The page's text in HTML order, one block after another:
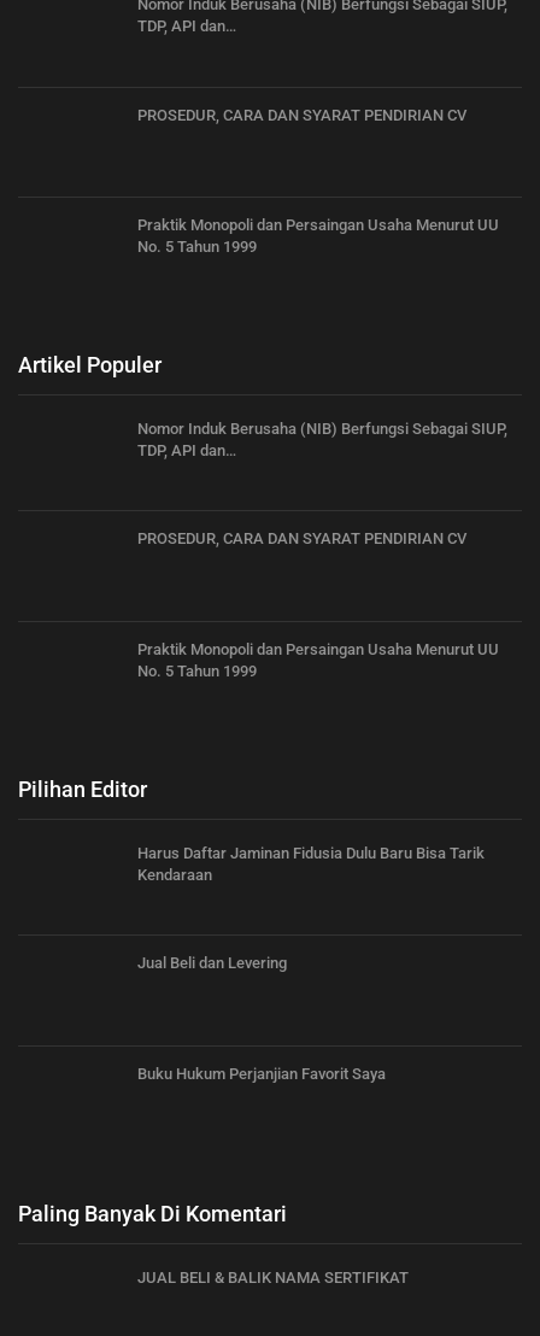
Nomor Induk Berusaha (NIB) Berfungsi Sebagai SIUP,
TDP, API dan…
PROSEDUR, CARA DAN SYARAT PENDIRIAN CV
Praktik Monopoli dan Persaingan Usaha Menurut UU
No. 5 Tahun 1999
Artikel Populer
Nomor Induk Berusaha (NIB) Berfungsi Sebagai SIUP,
TDP, API dan…
PROSEDUR, CARA DAN SYARAT PENDIRIAN CV
Praktik Monopoli dan Persaingan Usaha Menurut UU
No. 5 Tahun 1999
Pilihan Editor
Harus Daftar Jaminan Fidusia Dulu Baru Bisa Tarik
Kendaraan
Jual Beli dan Levering
Buku Hukum Perjanjian Favorit Saya
Paling Banyak Di Komentari
JUAL BELI & BALIK NAMA SERTIFIKAT